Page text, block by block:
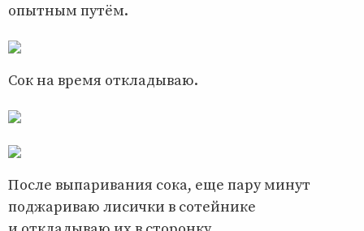
опытным путём.
Сок на время откладываю.
После выпаривания сока, еще пару минут
поджариваю лисички в сотейнике